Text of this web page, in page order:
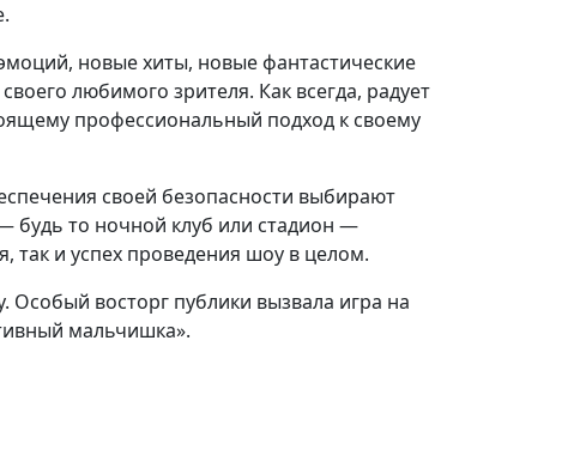
новые хиты, новые фантастические
любимого зрителя. Как всегда, радует
профессиональный подход к своему
своей безопасности выбирают
будь то ночной клуб или стадион —
так и успех проведения шоу в целом.
восторг публики вызвала игра на
мальчишка».